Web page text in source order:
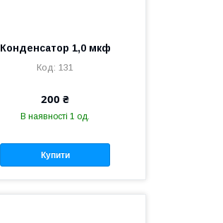
Конденсатор 1,0 мкф
131
200 ₴
В наявності 1 од.
Купити